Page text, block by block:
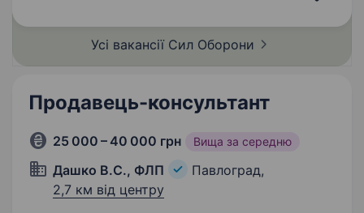
утримував стратегічно важливі позиції…
Усі вакансії Сил Оборони
Продавець-консультант
25 000 – 40 000 грн Вища за середню
Дашко В.С., ФЛП
Павлоград,
2,7 км від центру